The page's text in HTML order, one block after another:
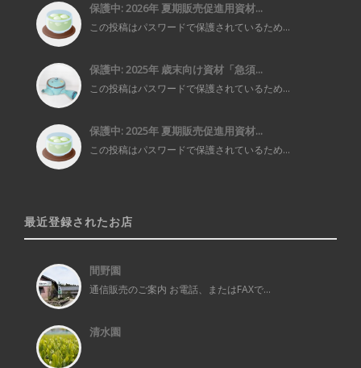
保護中: 2026年 夏期販売促進用資材...
この投稿はパスワードで保護されているため...
保護中: 2025年 歳末向け資材「急須...
この投稿はパスワードで保護されているため...
保護中: 2025年 夏期販売促進用資材...
この投稿はパスワードで保護されているため...
最近登録されたお店
間野園
通信販売のご案内 お電話、またはFAXで...
清水園